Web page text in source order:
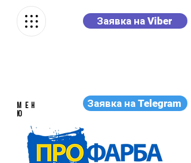
Заявка на Viber
Заявка на Telegram
МЕН
Ю